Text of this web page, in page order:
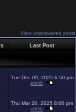
View unanswered posts
Last Post
Tue Dec 09, 2025 6:50 pm
elthib
Thu Mar 20, 2025 8:00 pm
elthib